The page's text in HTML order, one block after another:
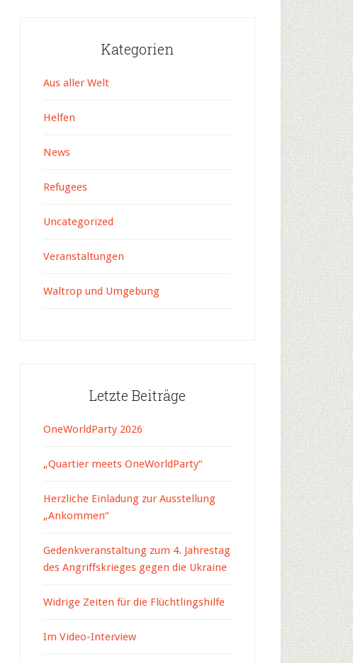
Kategorien
Aus aller Welt
Helfen
News
Refugees
Uncategorized
Veranstaltungen
Waltrop und Umgebung
Letzte Beiträge
OneWorldParty 2026
„Quartier meets OneWorldParty“
Herzliche Einladung zur Ausstellung
„Ankommen“
Gedenkveranstaltung zum 4. Jahrestag
des Angriffskrieges gegen die Ukraine
Widrige Zeiten für die Flüchtlingshilfe
Im Video-Interview